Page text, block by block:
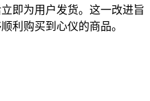
即为用户发货。这一改进旨
利购买到心仪的商品。